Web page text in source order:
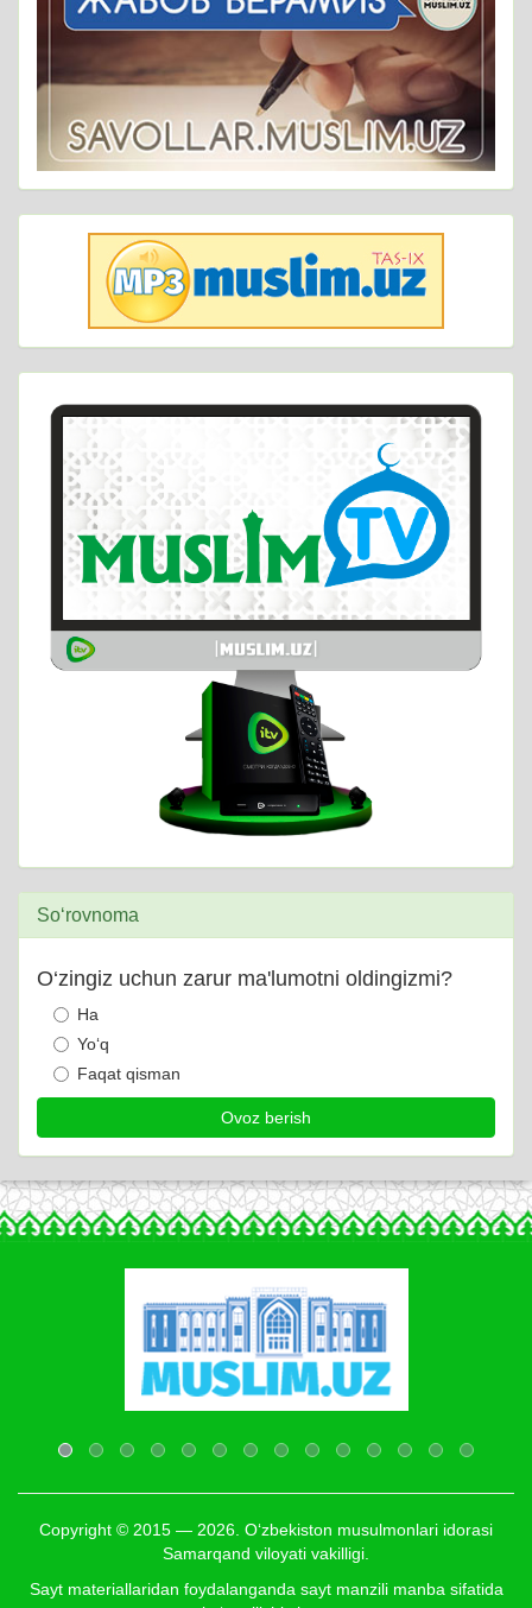
So‘rovnoma
O‘zingiz uchun zarur ma'lumotni oldingizmi?
Ha
Yo‘q
Faqat qisman
Copyright © 2015 — 2026. O‘zbekiston musulmonlari idorasi
Samarqand viloyati vakilligi.
Sayt materiallaridan foydalanganda sayt manzili manba sifatida